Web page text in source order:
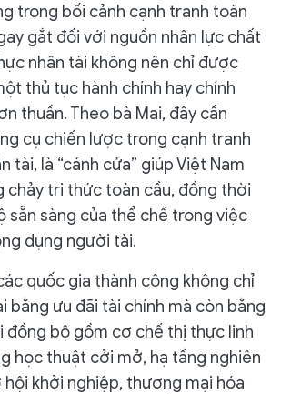
trong bối cảnh cạnh tranh toàn
gắt đối với nguồn nhân lực chất
nhân tài không nên chỉ được
thủ tục hành chính hay chính
thuần. Theo bà Mai, đây cần
cụ chiến lược trong cạnh tranh
tài, là “cánh cửa” giúp Việt Nam
chảy tri thức toàn cầu, đồng thời
sẵn sàng của thể chế trong việc
dụng người tài.
quốc gia thành công không chỉ
bằng ưu đãi tài chính mà còn bằng
đồng bộ gồm cơ chế thị thực linh
học thuật cởi mở, hạ tầng nghiên
hội khởi nghiệp, thương mại hóa